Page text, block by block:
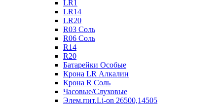
LR1
LR14
LR20
R03 Соль
R06 Соль
R14
R20
Батарейки Особые
Крона LR Алкалин
Крона R Соль
Часовые/Слуховые
Элем.пит.Li-on 26500,14505